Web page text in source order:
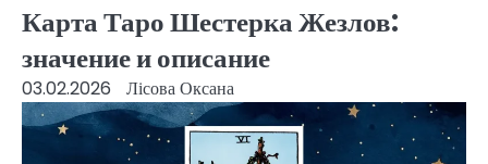
Карта Таро Шестерка Жезлов:
значение и описание
03.02.2026 Лісова Оксана